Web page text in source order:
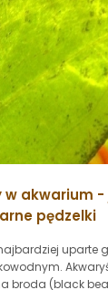
w akwarium
pędzelki
uparte
broda (black